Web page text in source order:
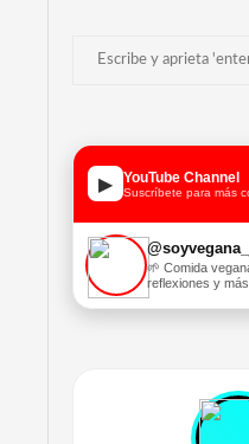
▶ YouTube Channel
Suscríbete para más
🌱 Comida
reflexiones y más